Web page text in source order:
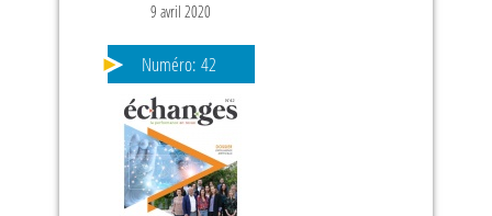
9 avril 2020
Numéro: 42